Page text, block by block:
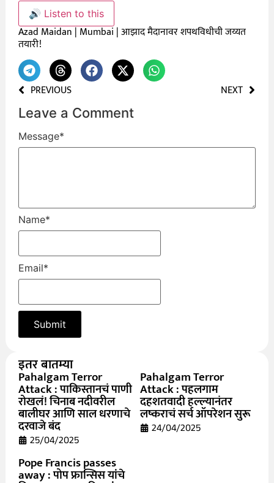
🔊 Listen to this
Azad Maidan | Mumbai | आझाद मैदानावर शपथविधीची जय्यत
तयारी!
PREVIOUS NEXT
Leave a Comment
Message*
Name*
Email*
इतर बातम्या
Pahalgam Terror
Attack : पाकिस्तानचं पाणी
रोखलं! चिनाब नदीवरील
बालीघर आणि साल धरणाचे
दरवाजे बंद
25/04/2025
Pahalgam Terror
Attack : पहलगाम
दहशतवादी हल्ल्यानंतर
लष्कराचं सर्च ऑपरेशन सुरू
24/04/2025
Pope Francis passes
away : पोप फ्रान्सिस यांचे